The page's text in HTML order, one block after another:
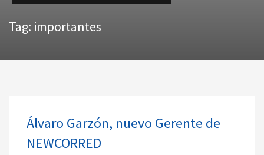
Tag: importantes
Álvaro Garzón, nuevo Gerente de
NEWCORRED